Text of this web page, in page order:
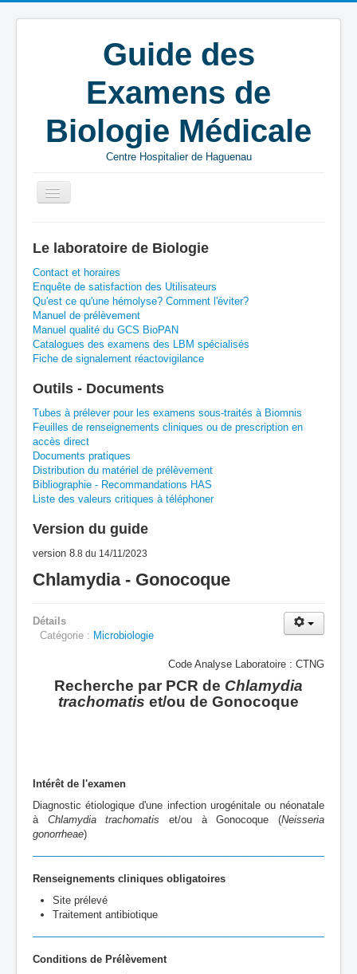
Guide des
Examens de
Biologie Médicale
Centre Hospitalier de Haguenau
Chlamydia - Gonocoque
H I J K L M N O P
Q R
Le laboratoire de Biologie
Contact et horaires
Enquête de satisfaction des Utilisateurs
Qu'est ce qu'une hémolyse? Comment l'éviter?
Manuel de prélèvement
Manuel qualité du GCS BioPAN
Catalogues des examens des LBM spécialisés
Fiche de signalement réactovigilance
Outils - Documents
Tubes à prélever pour les examens sous-traités à Biomnis
Feuilles de renseignements cliniques ou de prescription en
accès direct
Documents pratiques
Distribution du matériel de prélèvement
Bibliographie - Recommandations HAS
Liste des valeurs critiques à téléphoner
Version du guide
version 8.8 du 14/11/2023
Chlamydia - Gonocoque
Détails
Catégorie : Microbiologie
Code Analyse Laboratoire : CTNG
Recherche par PCR de Chlamydia
trachomatis et/ou de Gonocoque
Intérêt de l'examen
Diagnostic étiologique d'une infection urogénitale ou néonatale
à Chlamydia trachomatiset/ou à Gonocoque (Neisseria
gonorrheae)
Renseignements cliniques obligatoires
Site prélevé
Traitement antibiotique
Conditions de Prélèvement